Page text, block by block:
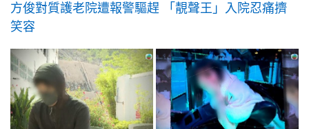
方俊對質護老院遭報警驅趕 「靚聲王」入院忍痛擠
笑容